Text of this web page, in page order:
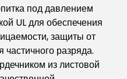
под давлением
UL для обеспечения
защиты от
частичного разряда.
из листовой